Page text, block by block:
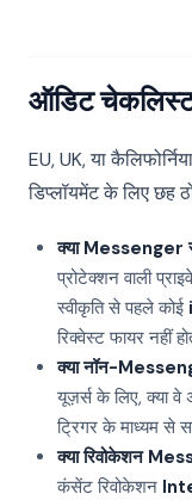
ऑडिट
EU, UK, या
डिप्लॉयमेंट के लिए छह
क्या Messenger
प्रोटेक्शन वाली
स्वीकृति से पहले कोई
रिक्वेस्ट फायर नहीं
क्या नॉन-
यूज़र्स के लिए, क्या वे
ट्रिगर के माध्यम से
क्या रिवोकेशन
कंसेंट रिवोकेशन